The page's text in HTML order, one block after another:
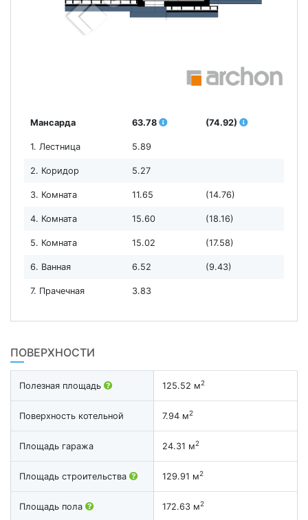
Мансарда 63.78 (74.92)
1. Лестница 5.89
2. Коридор 5.27
3. Комната 11.65 (14.76)
4. Комната 15.60 (18.16)
5. Комната 15.02 (17.58)
6. Ванная 6.52 (9.43)
7. Прачечная 3.83
ПОВЕРХНОСТИ
Полезная площадь 125.52 м2
Поверхность котельной 7.94 м2
Площадь гаража 24.31 м2
Площадь строительства 129.91 м2
Площадь пола 172.63 м2